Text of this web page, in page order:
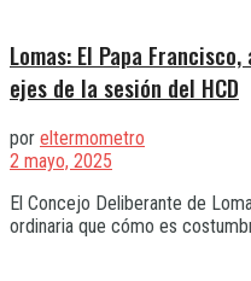
Lomas: El Papa
ejes de la sesión del HCD
por eltermometro
2 mayo, 2025
El Concejo Deliberante de
ordinaria que cómo es